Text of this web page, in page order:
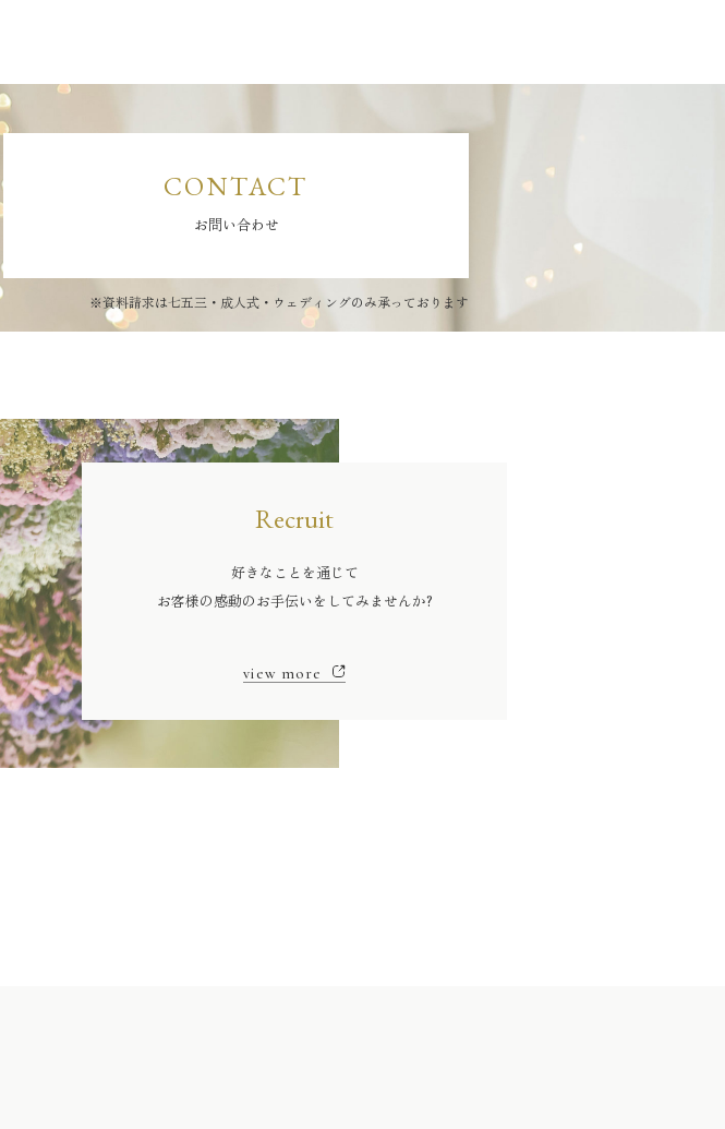
CONTACT
お問い合わせ
※資料請求は七五三・成人式・ウェディングのみ承っております
Recruit
好きなことを通じて
お客様の感動のお手伝いをしてみませんか?
view more